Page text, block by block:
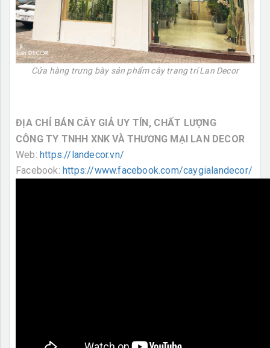
Cửa hàng trưng bày sản phẩm cây trang trí Lan Decor
ĐỊA CHỈ BÁN CÂY GIẢ UY TÍN, CHẤT LƯỢNG
CÔNG TY TNHH XNK VÀ THƯƠNG MẠI LAN DECOR
Web: https://landecor.vn/
Facebook: https://www.facebook.com/caygialandecor/